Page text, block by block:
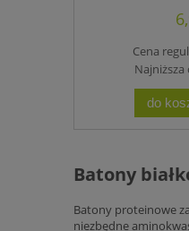
Cena
Najniższa
do
Batony
Batony proteinowe
niezbędne